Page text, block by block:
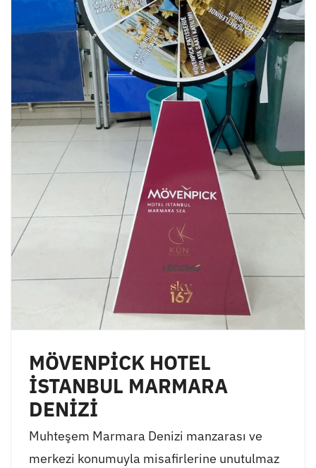
MÖVENPİCK HOTEL
İSTANBUL MARMARA
DENİZİ
Muhteşem Marmara Denizi manzarası ve
merkezi konumuyla misafirlerine unutulmaz